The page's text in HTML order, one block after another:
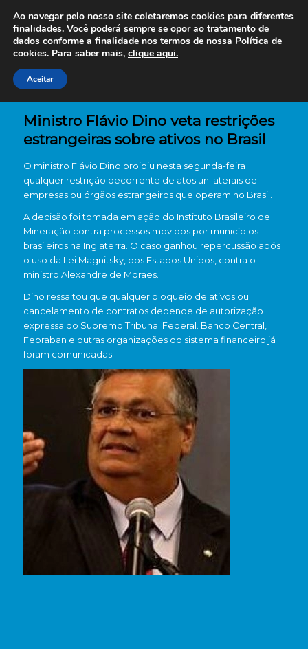
Ministro Flávio Dino veta restrições
estrangeiras sobre ativos no Brasil
O ministro Flávio Dino proibiu nesta segunda-feira
qualquer restrição decorrente de atos unilaterais de
empresas ou órgãos estrangeiros que operam no Brasil.
A decisão foi tomada em ação do Instituto Brasileiro de
Mineração contra processos movidos por municípios
brasileiros na Inglaterra. O caso ganhou repercussão após
o uso da Lei Magnitsky, dos Estados Unidos, contra o
ministro Alexandre de Moraes.
Dino ressaltou que qualquer bloqueio de ativos ou
cancelamento de contratos depende de autorização
expressa do Supremo Tribunal Federal. Banco Central,
Febraban e outras organizações do sistema financeiro já
foram comunicadas.
Ao navegar pelo nosso site coletaremos cookies para diferentes
finalidades. Você poderá sempre se opor ao tratamento de
dados conforme a finalidade nos termos de nossa Política de
cookies. Para saber mais, clique aqui.
Aceitar